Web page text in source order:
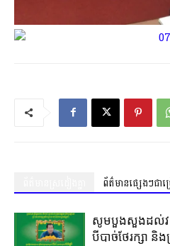
ព័ត៌មានផ្សេងៗជា
សូមបួងសួងដល់វត្
បីបាច់ថែរក្សា និ